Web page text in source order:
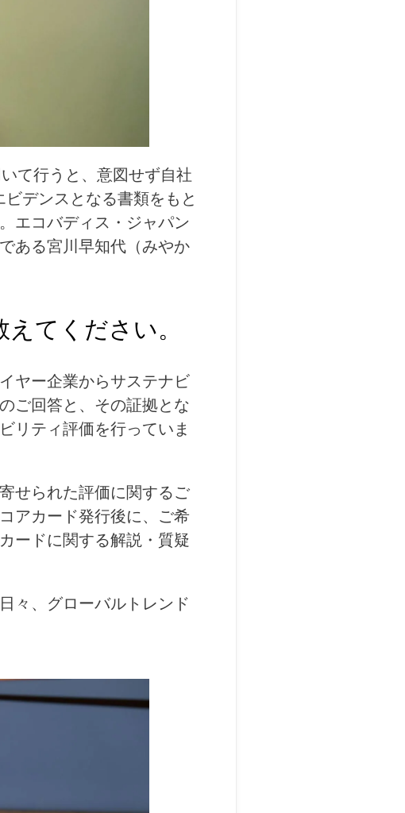
て行うと、意図せず自社
デンスとなる書類をもと
エコバディス・ジャパン
ある宮川早知代（みやか
てください。
ヤー企業からサステナビ
ご回答と、その証拠とな
リティ評価を行っていま
せられた評価に関するご
アカード発行後に、ご希
ードに関する解説・質疑
々、グローバルトレンド